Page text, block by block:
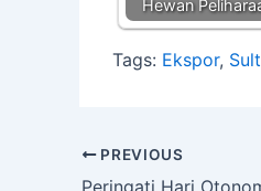
Hewan
Tags: Ekspor,
PREVIOUS